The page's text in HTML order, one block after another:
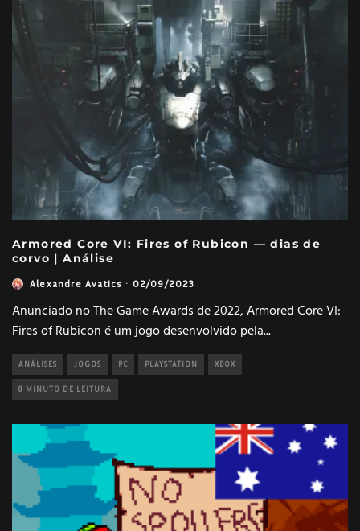
Armored Core VI: Fires of Rubicon — dias de
corvo | Análise
Alexandre Avatics · 02/09/2023
Anunciado no The Game Awards de 2022, Armored Core VI:
Fires of Rubicon é um jogo desenvolvido pela...
ANÁLISES JOGOS PC PLAYSTATION XBOX
8 MINUTO DE LEITURA